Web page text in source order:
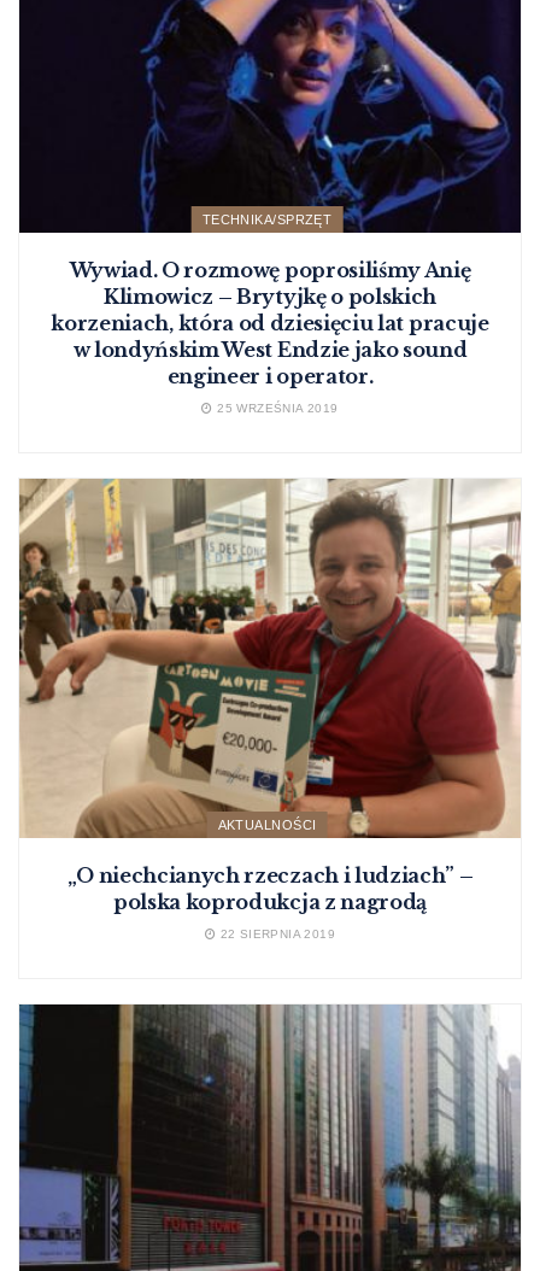
TECHNIKA/SPRZĘT
Wywiad. O rozmowę poprosiliśmy Anię
Klimowicz – Brytyjkę o polskich
korzeniach, która od dziesięciu lat pracuje
w londyńskim West Endzie jako sound
engineer i operator.
25 WRZEŚNIA 2019
AKTUALNOŚCI
„O niechcianych rzeczach i ludziach” –
polska koprodukcja z nagrodą
22 SIERPNIA 2019